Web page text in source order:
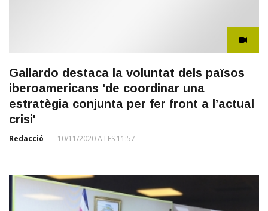
Gallardo destaca la voluntat dels països
iberoamericans 'de coordinar una
estratègia conjunta per fer front a l’actual
crisi'
Redacció 10/11/2020 A LES 11:57